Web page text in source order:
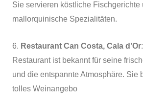
Sie servieren köstliche Fischgerichte
mallorquinische Spezialitäten.
6. Restaurant Can Costa, Cala d’Or
Restaurant ist bekannt für seine
und die entspannte Atmosphäre. Sie
tolles Weinangebo